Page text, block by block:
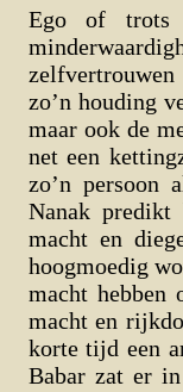
Ego of trots
zo’n houding
maar ook de
net een
zo’n persoon
Nanak predikt
macht en
hoogmoedig
macht hebben
macht en
korte tijd een
Babar zat er